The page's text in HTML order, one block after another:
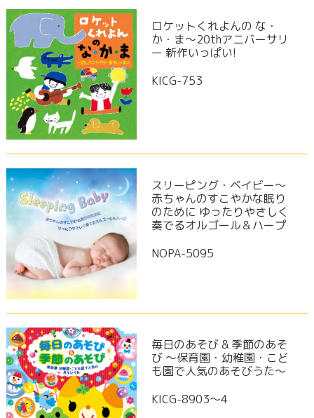
ロケットくれよんの な・
か・ま～20thアニバーサリ
ー 新作いっぱい!
KICG-753
スリーピング・ベイビー～
赤ちゃんのすこやかな眠り
のために ゆったりやさしく
奏でるオルゴール＆ハープ
NOPA-5095
毎日のあそび & 季節のあそ
び ～保育園・幼稚園・こど
も園で人気のあそびうた～
KICG-8903〜4